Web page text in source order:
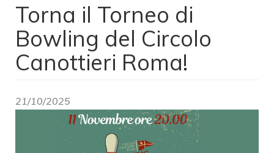
Torna il Torneo di
Bowling del Circolo
Canottieri Roma!
21/10/2025